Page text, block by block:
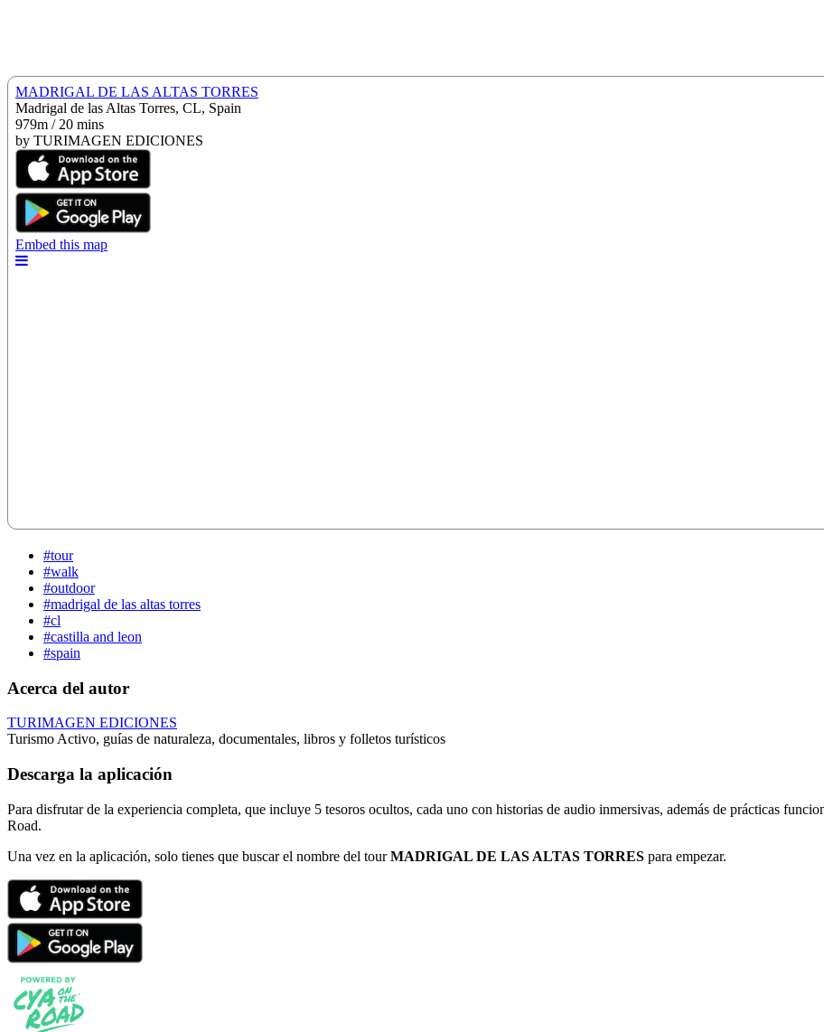
#tour
#walk
#outdoor
#madrigal de las altas torres
#cl
#castilla and leon
#spain
Acerca del autor
TURIMAGEN EDICIONES
Turismo Activo, guías de naturaleza, documentales, libros y folletos turísticos
Descarga la aplicación
Para disfrutar de la experiencia completa, que incluye 5 tesoros ocultos, cada uno con historias de audio inmersivas, además de prácticas
Road.
Una vez en la aplicación, solo tienes que buscar el nombre del tourMADRIGAL DE LAS ALTAS TORRES para empezar.